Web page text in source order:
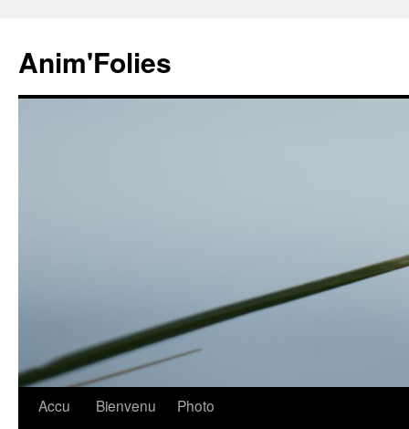
Anim'Folies
Aller
Accu
Bienvenu
Photo